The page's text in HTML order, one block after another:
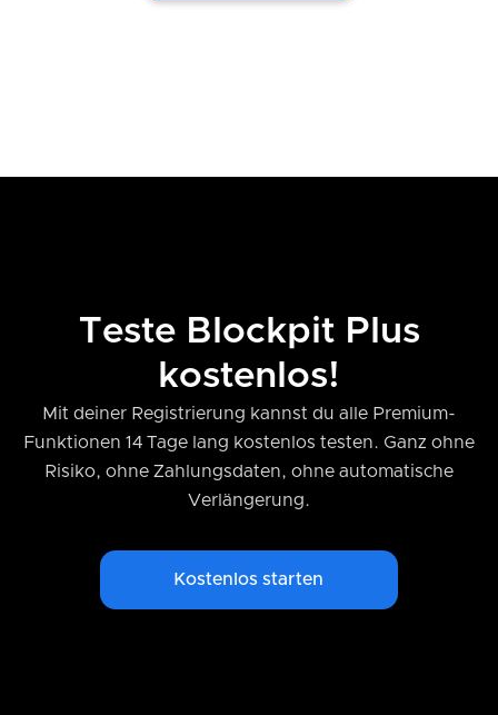
Teste Blockpit Plus
kostenlos!
Mit deiner Registrierung kannst du alle Premium-
Funktionen 14 Tage lang kostenlos testen. Ganz ohne
Risiko, ohne Zahlungsdaten, ohne automatische
Verlängerung.
Kostenlos starten